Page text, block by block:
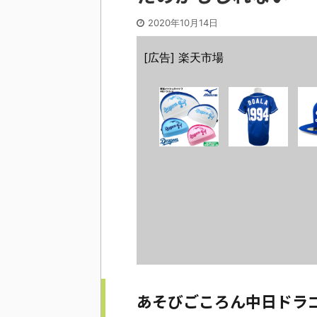
2020年10月14日
[広告] 楽天市場
あそびごころん中日ドラ